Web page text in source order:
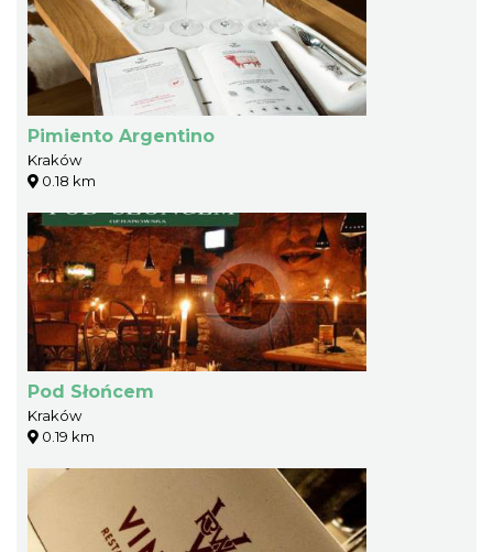
Pimiento Argentino
Kraków
0.18 km
Pod Słońcem
Kraków
0.19 km